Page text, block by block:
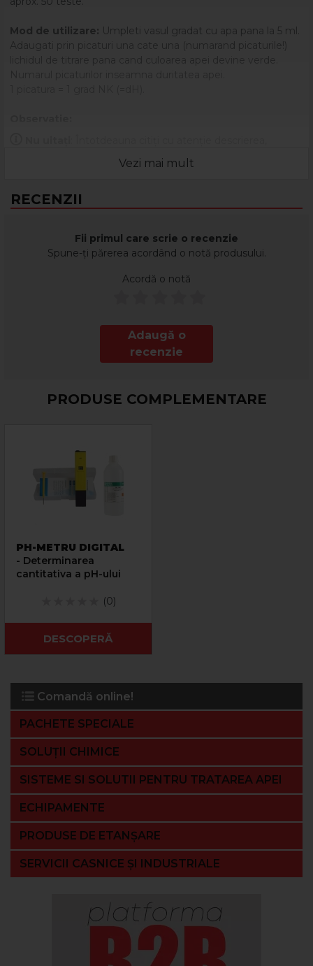
Comandă online!
PACHETE SPECIALE
SOLUȚII CHIMICE
SISTEME SI SOLUTII PENTRU TRATAREA APEI
ECHIPAMENTE
PRODUSE DE ETANȘARE
SERVICII CASNICE ȘI INDUSTRIALE
Mod de utilizare: Umpleti vasul gradat cu apa pana la 5 ml.
Adaugati prin picaturi una cate una (numarand picaturile!)
(* grad NK = grad de duritate german).
Vezi mai mult
eticheta și ambalajul produsului înainte de a-l utiliza!
RECENZII
Fii primul care scrie o recenzie
Spune-ți părerea acordând o notă produsului.
Acordă o notă
Adaugă o
recenzie
PRODUSE COMPLEMENTARE
PH-METRU DIGITAL
- Determinarea
cantitativa a pH-ului
(0)
DESCOPERĂ